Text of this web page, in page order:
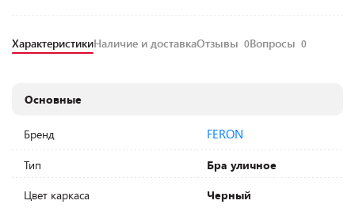
ХарактеристикиНаличие и доставкаОтзывы 0Вопросы 0
Основные
Бренд FERON
Тип
Бра уличное
Цвет каркаса
Черный